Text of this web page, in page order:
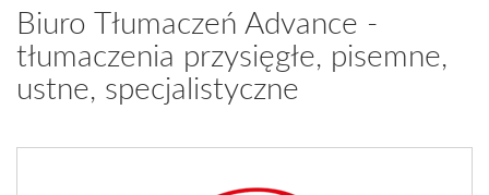
Biuro Tłumaczeń Advance -
tłumaczenia przysięgłe, pisemne,
ustne, specjalistyczne